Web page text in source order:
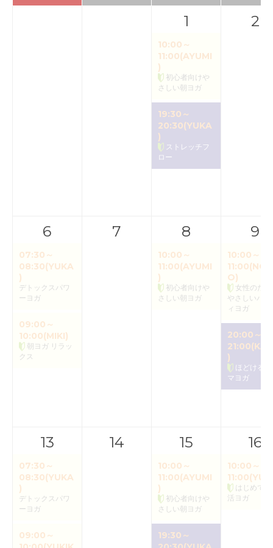
1
10:00～
11:00(AYUMI
)
初心者向けや
さしい朝ヨガ
19:30～
20:30(YUKA
)
ストレッチフ
ロー
2
6
07:30～
08:30(YUKA
)
デトックスパワ
ーヨガ
09:00～
10:00(MIKI)
朝ヨガ リラッ
クス
7 8
10:00～
11:00(AYUMI
)
初心者向けや
さしい朝ヨガ
9
10:00～
O)
女性のた
やさしいバク
ィヨガ
20:00～
)
ほどける
マヨガ
13
07:30～
08:30(YUKA
)
デトックスパワ
ーヨガ
09:00～
14 15
10:00～
11:00(AYUMI
)
初心者向けや
さしい朝ヨガ
19:30～
16
10:00～
はじめて
活ヨガ